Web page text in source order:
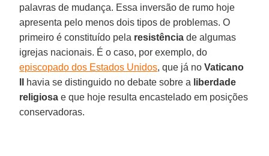
palavras de mudança. Essa inversão de rumo hoje
apresenta pelo menos dois tipos de problemas. O
primeiro é constituído pela resistência de algumas
igrejas nacionais. É o caso, por exemplo, do
episcopado dos Estados Unidos, que já noVaticano
havia se distinguido no debate sobre a liberdade
religiosa e que hoje resulta encastelado em posições
conservadoras.